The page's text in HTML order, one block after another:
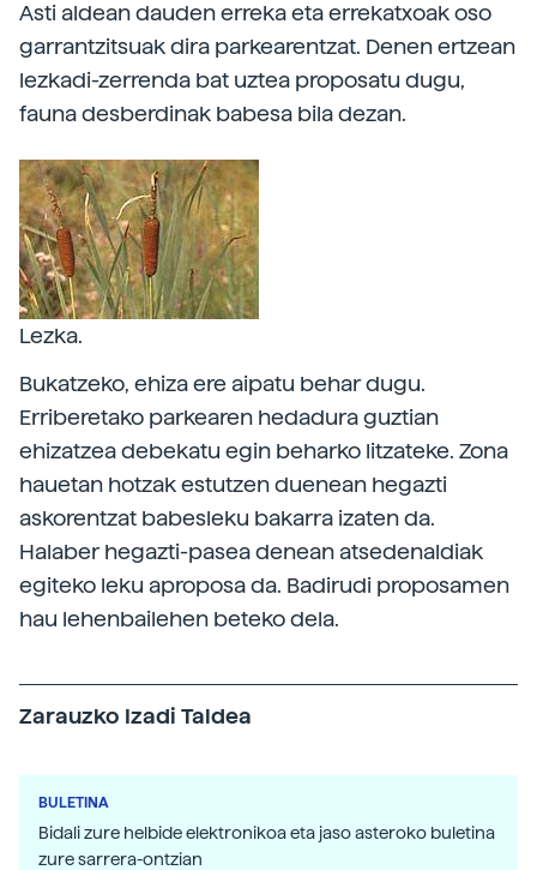
Asti aldean dauden erreka eta errekatxoak oso
garrantzitsuak dira parkearentzat. Denen ertzean
lezkadi-zerrenda bat uztea proposatu dugu,
fauna desberdinak babesa bila dezan.
Lezka.
Bukatzeko, ehiza ere aipatu behar dugu.
Erriberetako parkearen hedadura guztian
ehizatzea debekatu egin beharko litzateke. Zona
hauetan hotzak estutzen duenean hegazti
askorentzat babesleku bakarra izaten da.
Halaber hegazti-pasea denean atsedenaldiak
egiteko leku aproposa da. Badirudi proposamen
hau lehenbailehen beteko dela.
Zarauzko Izadi Taldea
BULETINA
Bidali zure helbide elektronikoa eta jaso asteroko buletina
zure sarrera-ontzian